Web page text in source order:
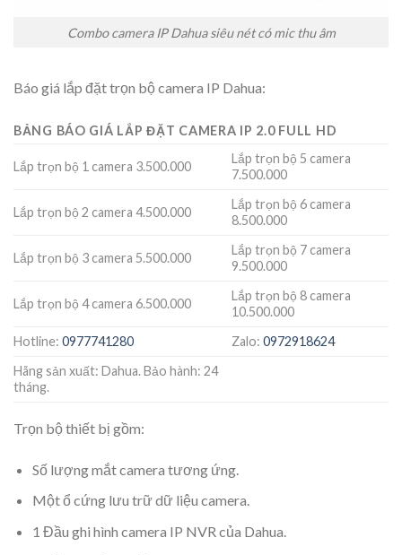
Combo camera IP Dahua siêu nét có mic thu âm
Báo giá lắp đặt trọn bộ camera IP Dahua:
BẢNG BÁO GIÁ LẮP ĐẶT CAMERA IP 2.0 FULL HD
Lắp trọn bộ 1 camera 3.500.000
Lắp trọn bộ 5 camera
7.500.000
Lắp trọn bộ 2 camera 4.500.000
Lắp trọn bộ 6 camera
8.500.000
Lắp trọn bộ 3 camera 5.500.000
Lắp trọn bộ 7 camera
9.500.000
Lắp trọn bộ 4 camera 6.500.000
Lắp trọn bộ 8 camera
10.500.000
Hotline: 0977741280 Zalo:0972918624
Hãng sản xuất: Dahua. Bảo hành: 24
tháng.
Trọn bộ thiết bị gồm:
Số lượng mắt camera tương ứng.
Một ổ cứng lưu trữ dữ liệu camera.
1 Đầu ghi hình camera IP NVR của Dahua.